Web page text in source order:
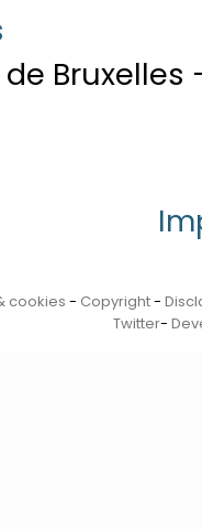
cookies - Copyright-
Twitter-